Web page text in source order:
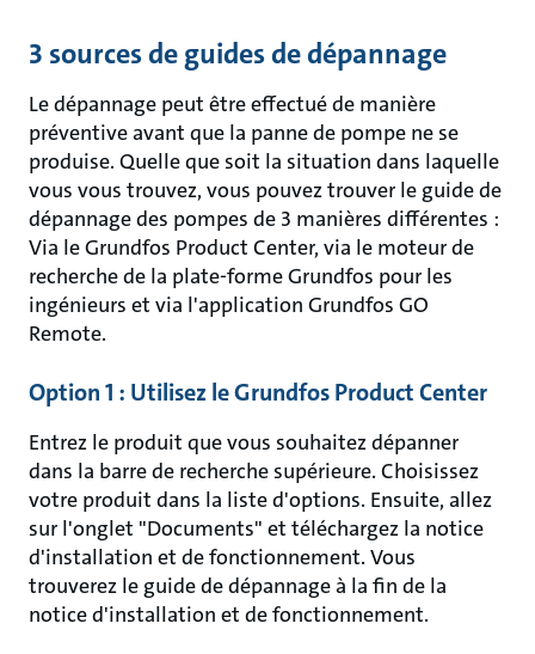
3 sources de guides de dépannage
Le dépannage peut être effectué de manière
préventive avant que la panne de pompe ne se
produise. Quelle que soit la situation dans laquelle
vous vous trouvez, vous pouvez trouver le guide de
dépannage des pompes de 3 manières différentes :
Via le Grundfos Product Center, via le moteur de
recherche de la plate-forme Grundfos pour les
ingénieurs et via l'application Grundfos GO
Remote.
Option 1 : Utilisez le Grundfos Product Center
Entrez le produit que vous souhaitez dépanner
dans la barre de recherche supérieure. Choisissez
votre produit dans la liste d'options. Ensuite, allez
sur l'onglet "Documents" et téléchargez la notice
d'installation et de fonctionnement. Vous
trouverez le guide de dépannage à la fin de la
notice d'installation et de fonctionnement.